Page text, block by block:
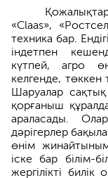
«Claas»,
техника бар.​
індетпен
күтпей, агро
келгенде, төккен
Шаруалар
қорғаныш
араласады.
дәрігерлер
өнім
іске бар білім-
жергілікті